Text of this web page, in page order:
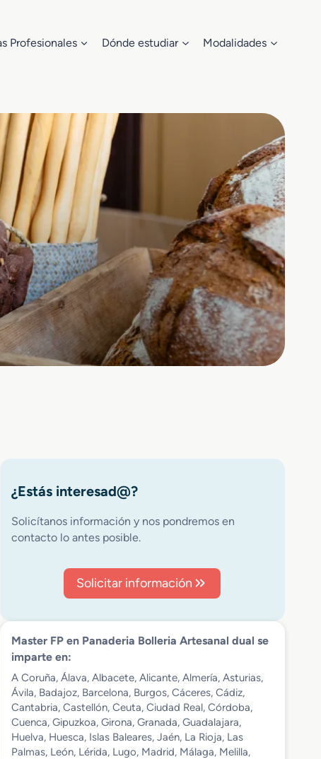
Profesionales Dónde estudiar Modalidades
¿Estás interesad@?
Solicítanos información y nos pondremos en
contacto lo antes posible.
Solicitar información
Master FP en Panaderia Bolleria Artesanal dual se
imparte en:
A Coruña, Álava, Albacete, Alicante, Almería, Asturias,
Ávila, Badajoz, Barcelona, Burgos, Cáceres, Cádiz,
Cantabria, Castellón, Ceuta, Ciudad Real, Córdoba,
Cuenca, Gipuzkoa, Girona, Granada, Guadalajara,
Huelva, Huesca, Islas Baleares, Jaén, La Rioja, Las
Palmas, León, Lérida, Lugo, Madrid, Málaga, Melilla,